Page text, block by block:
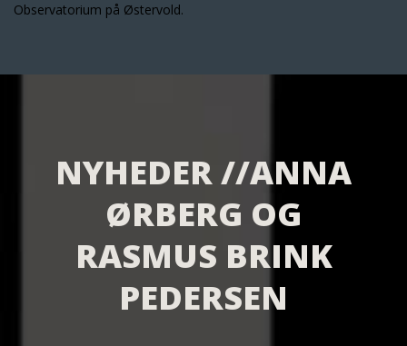
Observatorium på Østervold.
NYHEDER //ANNA
ØRBERG OG
RASMUS BRINK
PEDERSEN